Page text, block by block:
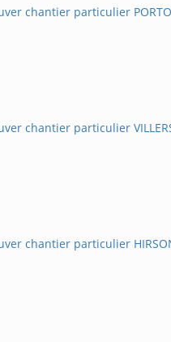
chantier particulier
chantier particulier
chantier particulier